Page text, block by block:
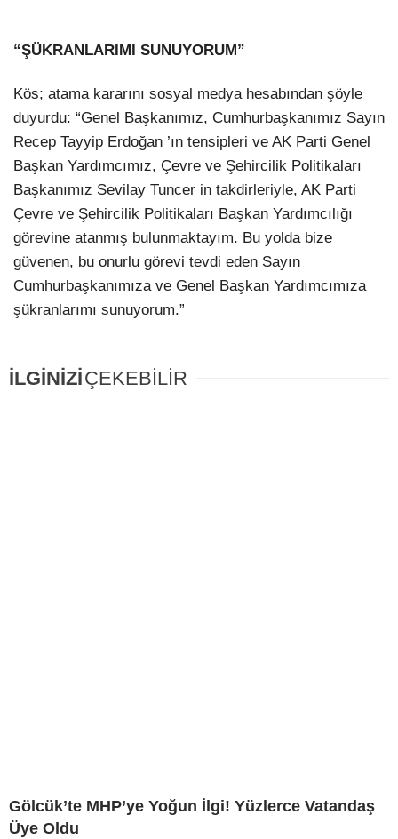
“ŞÜKRANLARIMI SUNUYORUM”
Kös; atama kararını sosyal medya hesabından şöyle
duyurdu: “Genel Başkanımız, Cumhurbaşkanımız Sayın
Recep Tayyip Erdoğan ’ın tensipleri ve AK Parti Genel
Başkan Yardımcımız, Çevre ve Şehircilik Politikaları
Başkanımız Sevilay Tuncer in takdirleriyle, AK Parti
Çevre ve Şehircilik Politikaları Başkan Yardımcılığı
görevine atanmış bulunmaktayım. Bu yolda bize
güvenen, bu onurlu görevi tevdi eden Sayın
Cumhurbaşkanımıza ve Genel Başkan Yardımcımıza
şükranlarımı sunuyorum.”
İLGİNİZİÇEKEBİLİR
Gölcük’te MHP’ye Yoğun İlgi! Yüzlerce Vatandaş
Üye Oldu